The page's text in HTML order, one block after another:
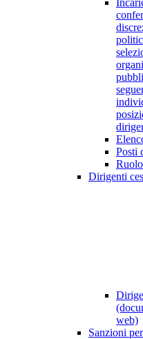
Posti
Dirigenti
web)
Sanzioni